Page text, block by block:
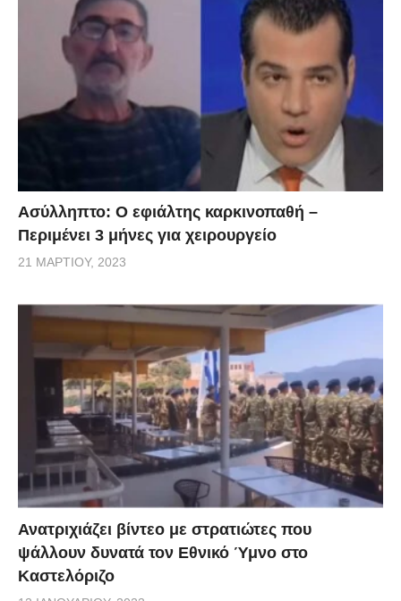
Ασύλληπτο: Ο εφιάλτης καρκινοπαθή –
Περιμένει 3 μήνες για χειρουργείο
21 ΜΑΡΤΊΟΥ, 2023
Ανατριχιάζει βίντεο με στρατιώτες που
ψάλλουν δυνατά τον Εθνικό Ύμνο στο
Καστελόριζο